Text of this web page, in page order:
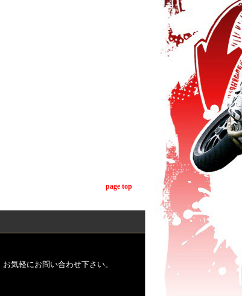
page top
気軽にお問い合わせ下さい。